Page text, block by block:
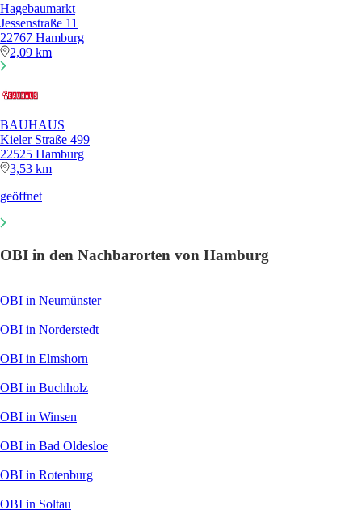
Hagebaumarkt
Jessenstraße 11
22767 Hamburg
2,09 km
BAUHAUS
Kieler Straße 499
22525 Hamburg
3,53 km
geöffnet
OBI in den Nachbarorten von Hamburg
OBI in Neumünster
OBI in Norderstedt
OBI in Elmshorn
OBI in Buchholz
OBI in Winsen
OBI in Bad Oldesloe
OBI in Rotenburg
OBI in Soltau